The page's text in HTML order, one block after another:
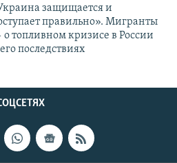
защищается и
правильно». Мигранты
топливном кризисе в России
последствиях